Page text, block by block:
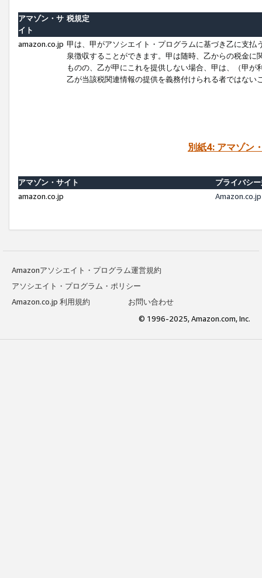
アマゾン・サ
イト
税規定
amazon.co.jp 甲は、甲がアソシエイト・プログラムに基づき乙に支
泉徴収することができます。甲は随時、乙からの税金
ものの、乙が甲にこれを提供しない場合、甲は、（甲
乙が当該税関連情報の提供を義務付けられる者ではな
別紙4: アマゾン
アマゾン・サイト
プライバシ
amazon.co.jp
Amazonアソシエイト・プログラム運営規約
アソシエイト・プログラム・ポリシー
Amazon.co.jp 利用規約
お問い合わせ
© 1996-2025, Amazon.com, Inc.